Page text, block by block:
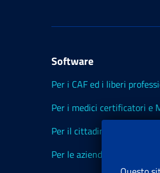
Software
Per i CAF ed i liberi
Per i medici certificatori e
Per il cittadino
Per le aziende ed i